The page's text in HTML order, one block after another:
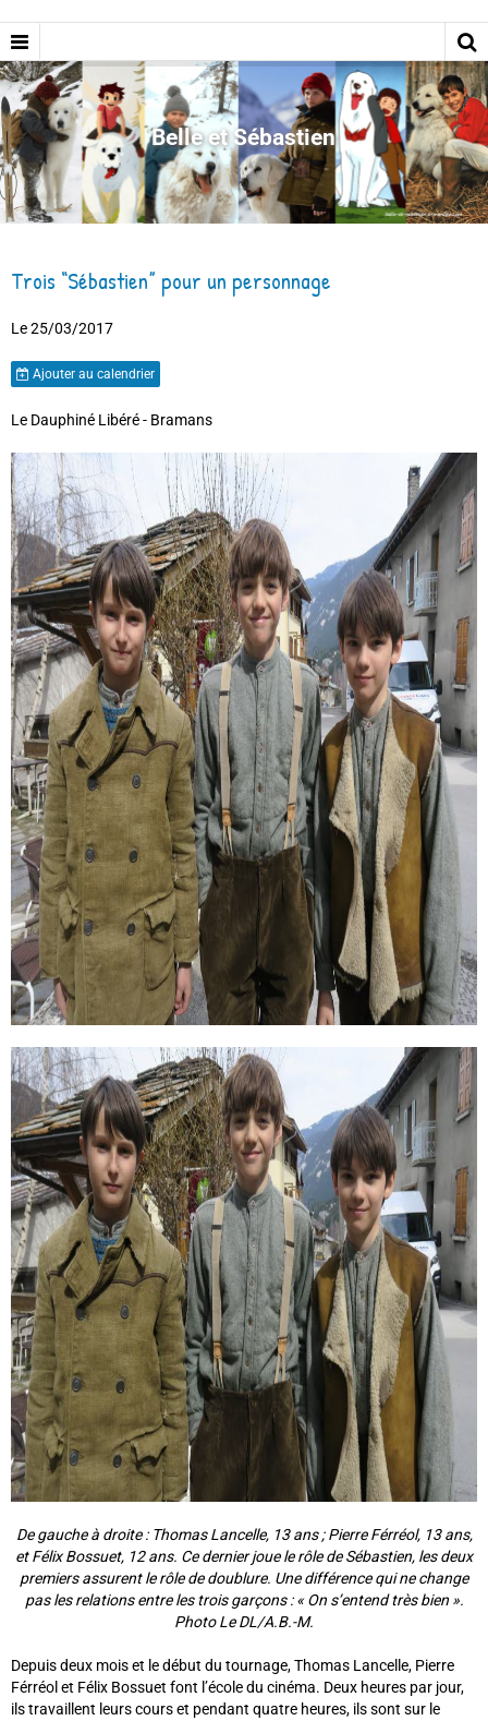
Belle et Sébastien
Trois “Sébastien” pour un personnage
Le 25/03/2017
Ajouter au calendrier
Le Dauphiné Libéré - Bramans
De gauche à droite : Thomas Lancelle, 13 ans ; Pierre Férréol, 13 ans,
et Félix Bossuet, 12 ans. Ce dernier joue le rôle de Sébastien, les deux
premiers assurent le rôle de doublure. Une différence qui ne change
pas les relations entre les trois garçons : « On s’entend très bien ».
Photo Le DL/A.B.-M.
Depuis deux mois et le début du tournage, Thomas Lancelle, Pierre
Férréol et Félix Bossuet font l’école du cinéma. Deux heures par jour,
ils travaillent leurs cours et pendant quatre heures, ils sont sur le